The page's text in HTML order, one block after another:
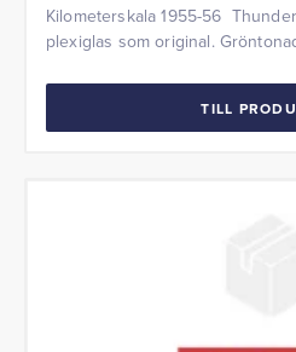
Kilometerskala 1955-56
plexiglas som original.
TILL